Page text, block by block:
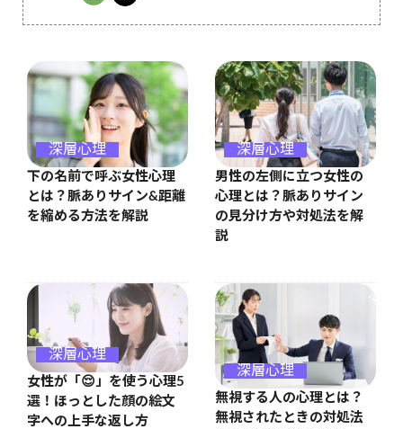
深層心理
下の名前で呼ぶ女性心理
とは？脈ありサイン&距離
を縮める方法を解説
深層心理
男性の左側に立つ女性の
心理とは？脈ありサイン
の見分け方や対処法を解
説
深層心理
女性が「😌」を使う心理5
選！ほっとした顔の絵文
字への上手な返し方
深層心理
無視する人の心理とは？
無視されたときの対処法